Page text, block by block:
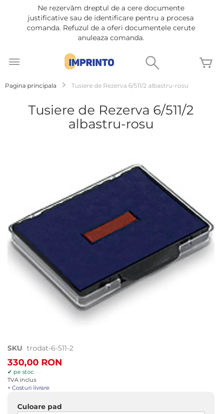
Ne rezervăm dreptul de a cere documente
justificative sau de identificare pentru a procesa
comanda. Refuzul de a oferi documentele cerute
anuleaza comanda.
la
Pagina principala Tusiere de Rezerva 6/511/2 albastru-rosu
Tusiere de Rezerva 6/511/2
albastru-rosu
Treci
la
începutul
galeriei
de
SKU trodat-6-511-2
330,00 RON
✔ pe stoc
TVA inclus
+ Costuri livrare
Culoare pad